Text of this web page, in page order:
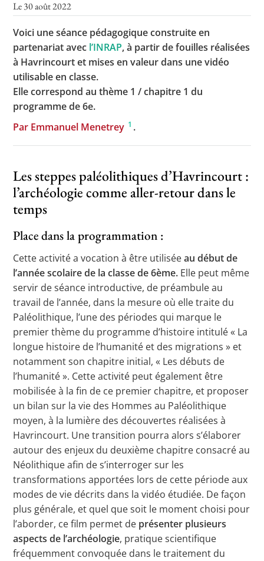
Toutes les actualités
Les rendez-vous de l’APHG
Concours de recrutement
Culture
Le 30 août 2022
Voici une séance pédagogique construite en
partenariat avec l’INRAP, à partir de fouilles réalisées
à Havrincourt et mises en valeur dans une vidéo
utilisable en classe.
Elle correspond au thème 1 / chapitre 1 du
programme de 6e.
Par Emmanuel Menetrey 1 .
Les steppes paléolithiques d’Havrincourt :
l’archéologie comme aller-retour dans le
temps
Place dans la programmation :
Cette activité a vocation à être utiliséeau début de
l’année scolaire de la classe de 6ème. Elle peut même
servir de séance introductive, de préambule au
travail de l’année, dans la mesure où elle traite du
Paléolithique, l’une des périodes qui marque le
premier thème du programme d’histoire intitulé « La
longue histoire de l’humanité et des migrations » et
notamment son chapitre initial, « Les débuts de
l’humanité ». Cette activité peut également être
mobilisée à la fin de ce premier chapitre, et proposer
un bilan sur la vie des Hommes au Paléolithique
moyen, à la lumière des découvertes réalisées à
Havrincourt. Une transition pourra alors s’élaborer
autour des enjeux du deuxième chapitre consacré au
Néolithique afin de s’interroger sur les
transformations apportées lors de cette période aux
modes de vie décrits dans la vidéo étudiée. De façon
plus générale, et quel que soit le moment choisi pour
l’aborder, ce film permet de présenter plusieurs
aspects de l’archéologie, pratique scientifique
fréquemment convoquée dans le traitement du